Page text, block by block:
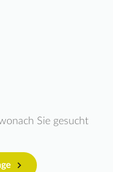
Sie gesucht